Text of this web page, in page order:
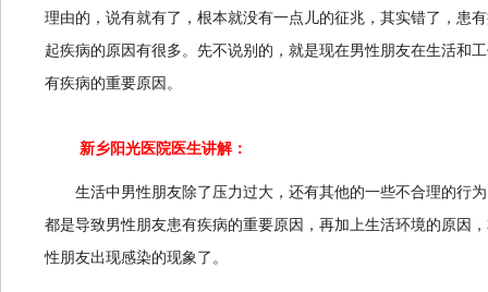
理由的，说有就有了，根本就没有一点儿的征兆，其实错了，患
起疾病的原因有很多。先不说别的，就是现在男性朋友在生活和
有疾病的重要原因。
新乡阳光医院医生讲解：
生活中男性朋友除了压力过大，还有其他的一些不合理的行为
都是导致男性朋友患有疾病的重要原因，再加上生活环境的原因
性朋友出现感染的现象了。